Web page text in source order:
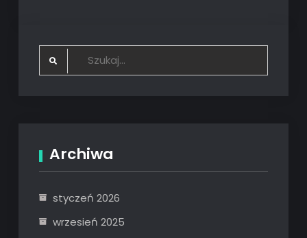
Search
Archiwa
styczeń 2026
wrzesień 2025